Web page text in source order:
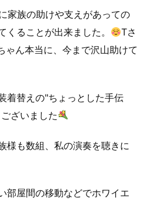
家族の助けや支えがあっての
くることが出来ました。
Tさ
ゃん本当に、今まで沢山助けて
着替えの"ちょっとした手伝
ざいました
様も数組、私の演奏を聴きに
部屋間の移動などでホワイエ